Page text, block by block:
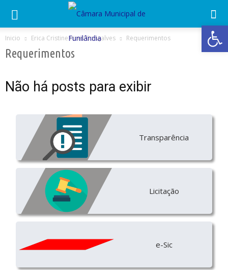
Abrir
Inicio Erica Cristine Pires Gonçalves Requerimentos
Requerimentos
Não há posts para exibir
Transparência
Licitação
e-Sic